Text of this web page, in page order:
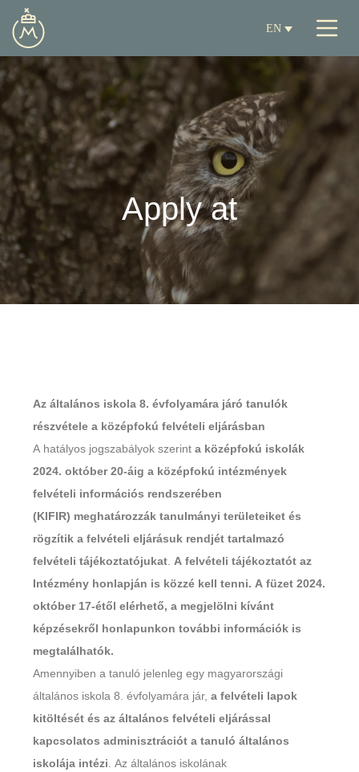
EN
Apply at
Az általános iskola 8. évfolyamára járó tanulók
részvétele a középfokúfelvételi eljárásban
A hatályos jogszabályok szerinta középfokú iskolák
2024. október 20-áig a középfokú intézmények
felvételi információs rendszerében
(KIFIR) meghatározzák tanulmányi területeiket és
rögzítik a felvételi eljárásuk rendjét tartalmazó
felvételi tájékoztatójukat A felvételi tájékoztatót az
Intézmény honlapján is közzé kell tenni. A füzet 2024.
október 17-étől elérhető, a megjelölni kívánt
képzésekről honlapunkon további információk is
megtalálhatók.
Amennyiben a tanuló jelenleg egy magyarországi
általános iskola 8. évfolyamára jár,a felvételi lapok
kitöltését és az általános felvételi eljárással
kapcsolatos adminisztrációt a tanuló általános
iskolája intézi . Az általános iskolának